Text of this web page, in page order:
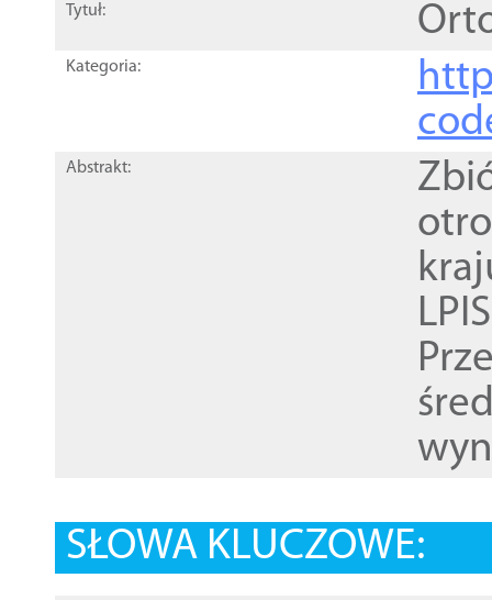
Tytuł:
Kategoria:
Abstrakt:
SŁOWA KLUCZOWE: